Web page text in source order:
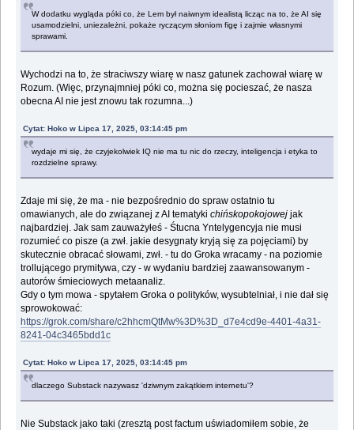
W dodatku wygląda póki co, że Lem był naiwnym idealistą licząc na to, że AI się
usamodzielni, uniezależni, pokaże ryczącym słoniom figę i zajmie własnymi
sprawami.
Wychodzi na to, że straciwszy wiarę w nasz gatunek zachował wiarę w
Rozum. (Więc, przynajmniej póki co, można się pocieszać, że nasza
obecna AI nie jest znowu tak rozumna...)
Cytat: Hoko w Lipca 17, 2025, 03:14:45 pm
wydaje mi się, że czyjekolwiek IQ nie ma tu nic do rzeczy, inteligencja i etyka to
rozdzielne sprawy.
Zdaje mi się, że ma - nie bezpośrednio do spraw ostatnio tu
omawianych, ale do związanej z AI tematykichińskopokojowej jak
najbardziej. Jak sam zauważyłeś - Śtucna Yntelygencyja nie musi
rozumieć co pisze (a zwł. jakie desygnaty kryją się za pojęciami) by
skutecznie obracać słowami, zwł. - tu do Groka wracamy - na poziomie
trollującego prymitywa, czy - w wydaniu bardziej zaawansowanym -
autorów śmieciowych metaanaliz.
Gdy o tym mowa - spytałem Groka o polityków, wysubtelniał, i nie dał się
sprowokować:
https://grok.com/share/c2hhcmQtMw%3D%3D_d7e4cd9e-4401-4a31-
8241-04c3465bdd1c
Cytat: Hoko w Lipca 17, 2025, 03:14:45 pm
dlaczego Substack nazywasz 'dziwnym zakątkiem internetu'?
Nie Substack jako taki (zresztą post factum uświadomiłem sobie, że